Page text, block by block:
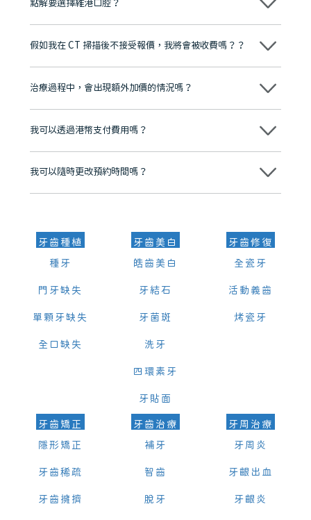
點解要選擇維港口腔？
維港口腔踐行「醫道濟世」的大學校訓，各分院匯聚來自香港、內地的
牌」、「2025香港企業領袖品牌」，是諾貝爾種植系統全球放心植牙中
至今已服務超過三十個國家和地區的顧客，受到粵港澳大灣區及周邊城
市市民極高的口碑評價及信任推薦 珠海、深圳設有八大分院，香港亦設
有咨詢及服務保障中心，有任何問題都可以隨時預約免費咨詢，讓人十
假如我在 CT 掃描後不接受報價，我將會被收費嗎？？
不會！只要未開始實際服務之前，你不會被收取任何費用。
治療過程中，會出現額外加價的情況嗎？
不會，治療前我們會詳細說明治療方案及對應的價錢，顧客同意並簽字
我可以透過港幣支付費用嗎？
可以。維港口腔會按照當日匯率轉算收取費用，而匯率會及時告知客人
我可以隨時更改預約時間嗎？
可以，請盡早通過wechat或whatsapp聯絡我們，告知我們你原本預約
牙齒種植
種牙
門牙缺失
單顆牙缺失
全口缺失
牙齒美白
皓齒美白
牙結石
牙菌斑
洗牙
四環素牙
牙貼面
牙齒修復
全瓷牙
活動義齒
烤瓷牙
牙齒矯正
隱形矯正
牙齒稀疏
牙齒擁擠
牙齒治療
補牙
智齒
脫牙
牙周治療
牙周炎
牙齦出血
牙齦炎